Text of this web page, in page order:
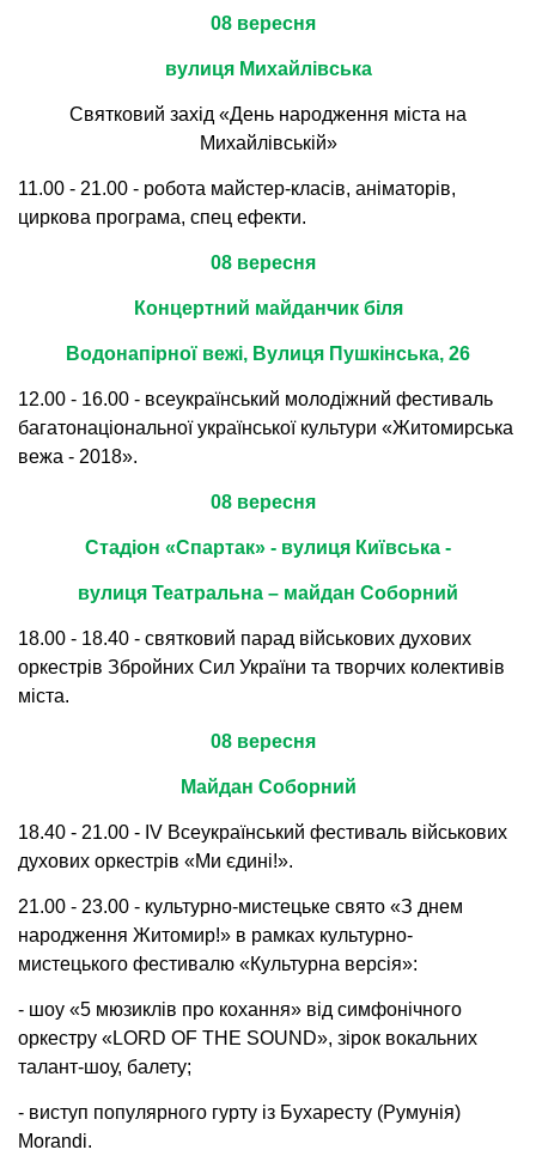
08 вересня
вулиця Михайлівська
Святковий захід «День народження міста на
Михайлівській»
11.00 - 21.00 - робота майстер-класів, аніматорів,
циркова програма, спец ефекти.
08 вересня
Концертний майданчик біля
Водонапірної вежі, Вулиця Пушкінська, 26
12.00 - 16.00 - всеукраїнський молодіжний фестиваль
багатонаціональної української культури «Житомирська
вежа - 2018».
08 вересня
Стадіон «Спартак» - вулиця Київська -
вулиця Театральна – майдан Соборний
18.00 - 18.40 - святковий парад військових духових
оркестрів Збройних Сил України та творчих колективів
міста.
08 вересня
Майдан Соборний
18.40 - 21.00 - IV Всеукраїнський фестиваль військових
духових оркестрів «Ми єдині!».
21.00 - 23.00 - культурно-мистецьке свято «З днем
народження Житомир!» в рамках культурно-
мистецького фестивалю «Культурна версія»:
- шоу «5 мюзиклів про кохання» від симфонічного
оркестру «LORD OF THE SOUND», зірок вокальних
талант-шоу, балету;
- виступ популярного гурту із Бухаресту (Румунія)
Morandi.